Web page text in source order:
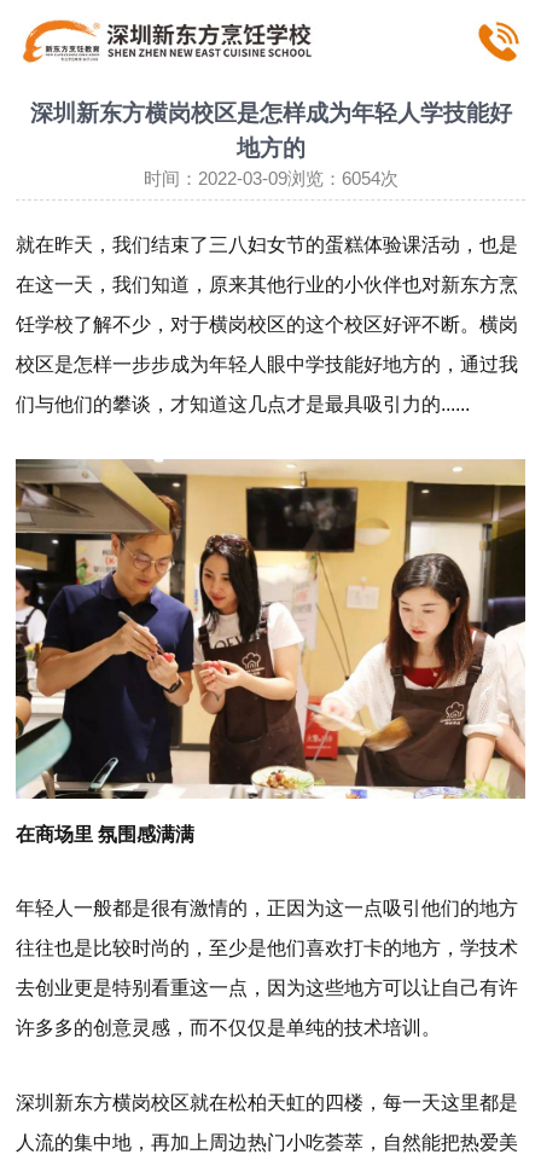
深圳新东方横岗校区是怎样成为年轻人学技能好
地方的
时间：2022-03-09浏览：6054次
就在昨天，我们结束了三八妇女节的蛋糕体验课活动，也是
在这一天，我们知道，原来其他行业的小伙伴也对新东方烹
饪学校了解不少，对于横岗校区的这个校区好评不断。横岗
校区是怎样一步步成为年轻人眼中学技能好地方的，通过我
们与他们的攀谈，才知道这几点才是最具吸引力的......
在商场里 氛围感满满
年轻人一般都是很有激情的，正因为这一点吸引他们的地方
往往也是比较时尚的，至少是他们喜欢打卡的地方，学技术
去创业更是特别看重这一点，因为这些地方可以让自己有许
许多多的创意灵感，而不仅仅是单纯的技术培训。
深圳新东方横岗校区就在松柏天虹的四楼，每一天这里都是
人流的集中地，再加上周边热门小吃荟萃，自然能把热爱美